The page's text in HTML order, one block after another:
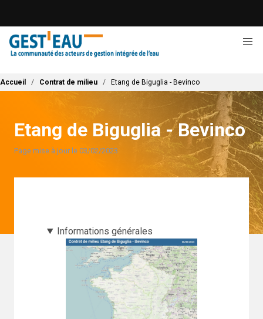
contenu
principal
Fil d'Ariane
Accueil Contrat de milieu Etang de Biguglia - Bevinco
Etang de Biguglia - Bevinco
Page mise à jour le 03/02/2023
Informations générales